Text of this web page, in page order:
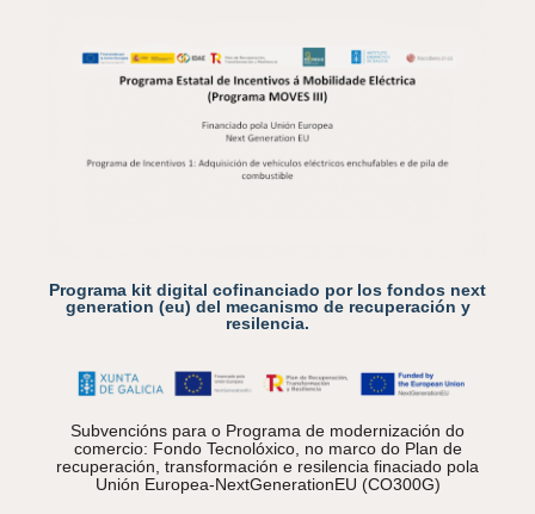
Programa kit digital cofinanciado por los fondos next
generation (eu) del mecanismo de recuperación y
resilencia.
Subvencións para o Programa de modernización do
comercio: Fondo Tecnolóxico, no marco do Plan de
recuperación, transformación e resilencia finaciado pola
Unión Europea-NextGenerationEU (CO300G)